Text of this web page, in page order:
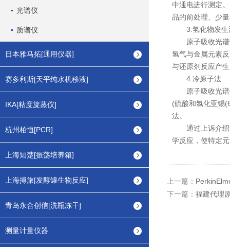
光谱仪
质谱仪
日本雅马拓[通用仪器]
赛多利斯[天平纯水机移液]
IKA[粘度旋蒸仪]
杭州柏恒[PCR]
上海知楚[振荡培养箱]
上海搏旅[发酵罐生物反应]
青岛永合创信[洗瓶冻干]
测量计量仪器
中通电进行测定
品的前处理、少
3.氢化物发生
原子吸收光谱
氢气与金属元素
与还原剂反应产
4.冷原子法
原子吸收光谱
(硫酸和氯化亚锡
法。
通过上诉介绍
学反应，使特定
上一篇：
下一篇： 福建代理